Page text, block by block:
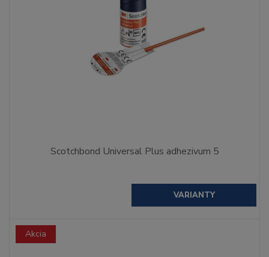
Scotchbond Universal Plus adhezivum 5
VARIANTY
Akcia